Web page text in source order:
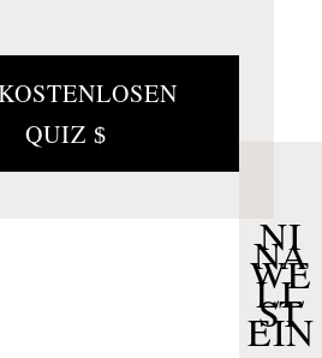
QUIZ
NI
NA
WE
LL
ST
EIN